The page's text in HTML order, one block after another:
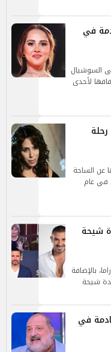
في
السوشيال
لأحدى
عن الساحة
في عام
شيحة
بالإضافة
شيحة
في